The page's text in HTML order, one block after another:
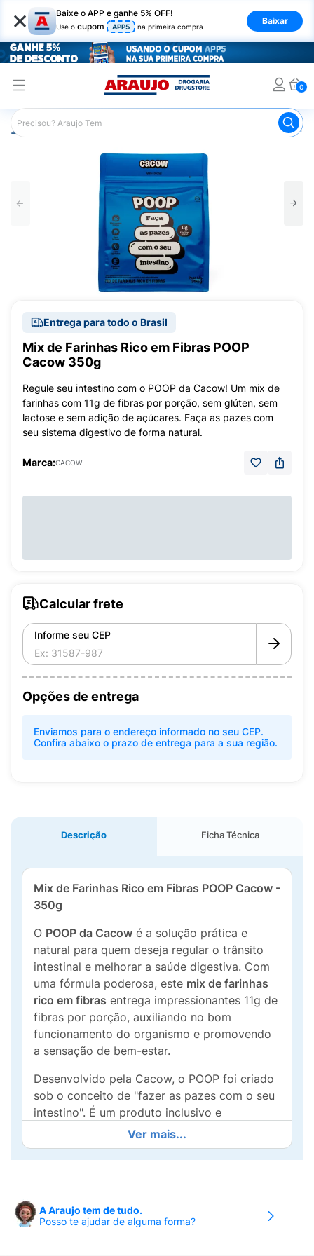
× Baixe o APP e ganhe 5% OFF!
Use o cupom APP5 na primeira compra
Baixar
0
Araujo Nutrição Saudável
Entrega para todo o Brasil
Mix de Farinhas Rico em Fibras POOP
Cacow 350g
Regule seu intestino com o POOP da Cacow! Um mix de
farinhas com 11g de fibras por porção, sem glúten, sem
lactose e sem adição de açúcares. Faça as pazes com
seu sistema digestivo de forma natural.
Marca:CACOW
Calcular frete
Informe seu CEP
Opções de entrega
Enviamos para o endereço informado no seu CEP.
Confira abaixo o prazo de entrega para a sua região.
Descrição Ficha Técnica
Mix de Farinhas Rico em Fibras POOP Cacow -
350g
O POOP da Cacow é a solução prática e
natural para quem deseja regular o trânsito
intestinal e melhorar a saúde digestiva. Com
uma fórmula poderosa, este mix de farinhas
rico em fibras entrega impressionantes 11g de
fibras por porção, auxiliando no bom
funcionamento do organismo e promovendo
a sensação de bem-estar.
Desenvolvido pela Cacow, o POOP foi criado
sob o conceito de "fazer as pazes com o seu
intestino". É um produto inclusivo e
extremamente versátil, ideal para quem
possui restrições alimentares ou
simplesmente busca uma dieta mais limpa,
Principais Benefícios:
Ver mais...
A Araujo tem de tudo.
Posso te ajudar de alguma forma?